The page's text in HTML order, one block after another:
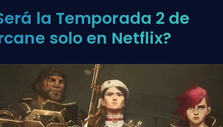
la Temporada 2 de
solo en Netflix?